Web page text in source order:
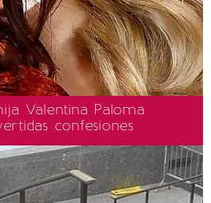
Valentina Paloma
confesiones